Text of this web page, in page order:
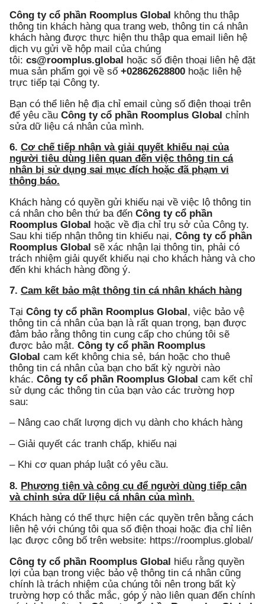
Công ty cổ phần Roomplus Global
không thu thập
thông tin khách hàng qua trang web, thông tin cá nhân
khách hàng được thực hiện thu thập qua email liên hệ
dịch vụ gửi về hộp mail của chúng
tôi: cs@roomplus.global
hoặc số điện thoại liên hệ đặt
mua sản phẩm gọi về số +02862628800 hoặc liên hệ
trực tiếp tại Công ty.
Bạn có thể liên hệ địa chỉ email cùng số điện thoại trên
để yêu cầu Công ty cổ phần Roomplus Global chỉnh
sửa dữ liệu cá nhân của mình.
6. Cơ chế tiếp nhận và giải quyết khiếu nại của
người tiêu dùng liên quan đến việc thông tin cá
nhân bị sử dụng sai mục đích hoặc đã phạm vi
thông báo.
Khách hàng có quyền gửi khiếu nại về việc lộ thông tin
cá nhân cho bên thứ ba đến Công ty cổ phần
Roomplus Global hoặc về địa chỉ trụ sở của Công ty.
Sau khi tiếp nhận thông tin khiếu nại, Công ty cổ phần
Roomplus Global sẽ xác nhận lại thông tin, phải có
trách nhiệm giải quyết khiếu nại cho khách hàng và cho
đến khi khách hàng đồng ý.
7. Cam kết bảo mật thông tin cá nhân khách hàng
Tại Công ty cổ phần Roomplus Global, việc bảo vệ
thông tin cá nhân của bạn là rất quan trọng, bạn được
đảm bảo rằng thông tin cung cấp cho chúng tôi sẽ
được bảo mật. Công ty cổ phần Roomplus
Global cam kết không chia sẻ, bán hoặc cho thuê
thông tin cá nhân của bạn cho bất kỳ người nào
khác. Công ty cổ phần Roomplus Global cam kết chỉ
sử dụng các thông tin của bạn vào các trường hợp
sau:
– Nâng cao chất lượng dịch vụ dành cho khách hàng
– Giải quyết các tranh chấp, khiếu nại
– Khi cơ quan pháp luật có yêu cầu.
8. Phương tiện và công cụ để người dùng tiếp cận
và chỉnh sửa dữ liệu cá nhân của mình.
Khách hàng có thể thực hiện các quyền trên bằng cách
liên hệ với chúng tôi qua số điện thoại hoặc địa chỉ liên
lạc được công bố trên website: https://roomplus.global/
Công ty cổ phần Roomplus Global hiểu rằng quyền
lợi của bạn trong việc bảo vệ thông tin cá nhân cũng
chính là trách nhiệm của chúng tôi nên trong bất kỳ
trường hợp có thắc mắc, góp ý nào liên quan đến chính